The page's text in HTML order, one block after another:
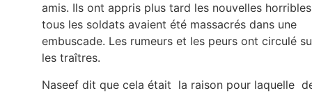
amis. Ils ont appris plus tard les nouvelles
tous les soldats avaient été massacrés dans une
embuscade. Les rumeurs et les peurs ont circulé
les traîtres.
Naseef dit que cela était la raison pour laquelle